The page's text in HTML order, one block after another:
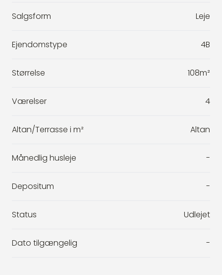
Salgsform Leje
Ejendomstype 4B
Størrelse 108m²
Værelser 4
Altan/Terrasse i m² Altan
Månedlig husleje -
Depositum -
Status Udlejet
Dato tilgængelig -